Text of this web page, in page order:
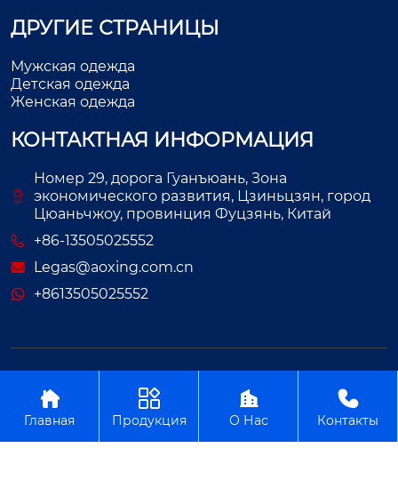
ДРУГИЕ СТРАНИЦЫ
Мужская одежда
Детская одежда
Женская одежда
КОНТАКТНАЯ ИНФОРМАЦИЯ
Номер 29, дорога Гуанъюань, Зона
экономического развития, Цзиньцзян, город
Цюаньчжоу, провинция Фуцзянь, Китай
+86-13505025552
Legas@aoxing.com.cn
+8613505025552

Главная

Продукция

О Нас

Контакты